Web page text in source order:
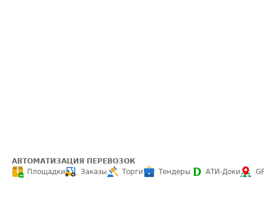
АВТОМАТИЗАЦИЯ ПЕРЕВОЗОК
Площадки
Заказы Торги Тендеры АТИ-Доки